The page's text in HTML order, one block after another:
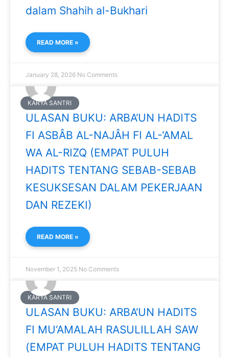
dalam Shahih al-Bukhari
READ MORE »
January 28, 2026 No Comments
KARYA SANTRI
ULASAN BUKU: ARBA‘UN HADITS
FI ASBÂB AL-NAJÂH FI AL-‘AMAL
WA AL-RIZQ (EMPAT PULUH
HADITS TENTANG SEBAB-SEBAB
KESUKSESAN DALAM PEKERJAAN
DAN REZEKI)
READ MORE »
November 1, 2025 No Comments
KARYA SANTRI
ULASAN BUKU: ARBA‘UN HADITS
FI MU‘AMALAH RASULILLAH SAW
(EMPAT PULUH HADITS TENTANG